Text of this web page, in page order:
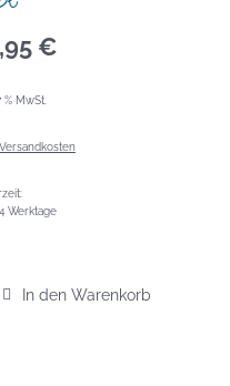
€
% MwSt.
Versandkosten
Werktage
In den Warenkorb